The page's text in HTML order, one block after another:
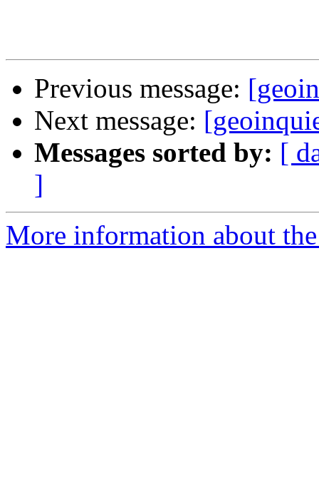
Previous message:
Next message:
Messages sorted by: [
]
More information about